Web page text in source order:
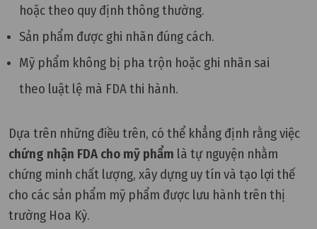
hoặc theo quy định thông thường.
Sản phẩm được ghi nhãn đúng cách.
Mỹ phẩm không bị pha trộn hoặc ghi nhãn sai
theo luật lệ mà FDA thi hành.
Dựa trên những điều trên, có thể khẳng định rằng việc
chứng nhận FDA cho mỹ phẩm là tự nguyện nhằm
chứng minh chất lượng, xây dựng uy tín và tạo lợi thế
cho các sản phẩm mỹ phẩm được lưu hành trên thị
trường Hoa Kỳ.